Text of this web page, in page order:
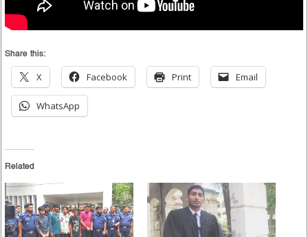
Share this:
X Facebook Print Email
WhatsApp
Related